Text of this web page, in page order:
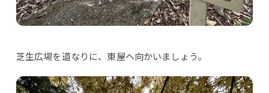
芝生広場を道なりに、東屋へ向かいましょう。